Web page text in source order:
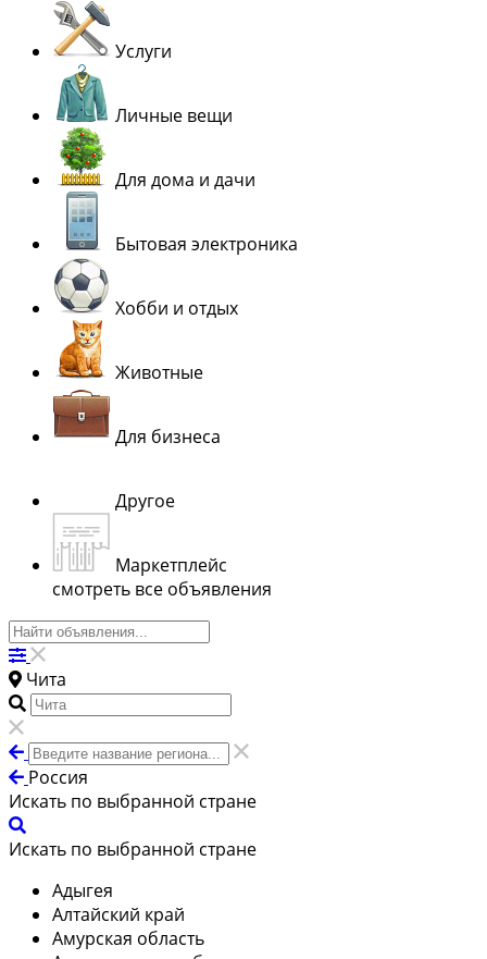
Услуги
Личные вещи
Для дома и дачи
Бытовая электроника
Хобби и отдых
Животные
Для бизнеса
Другое
Маркетплейс
смотреть все объявления
Чита
Россия
Искать по выбранной стране
Искать по выбранной стране
Адыгея
Алтайский край
Амурская область